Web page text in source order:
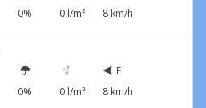
0% 0 l/m²
8 km/h
0% 0 l/m²
E
8 km/h